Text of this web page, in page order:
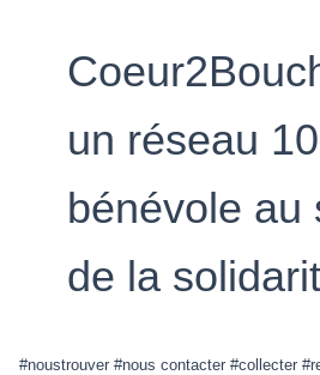
un réseau
bénévole au
de la
#noustrouver #nous contacter #collecter